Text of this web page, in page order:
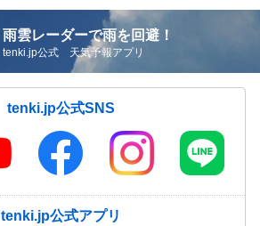
雨雲レーダーで雨を回避！
tenki.jp公式 天気予報アプリ
tenki.jp公式SNS
tenki.jp公式アプリ